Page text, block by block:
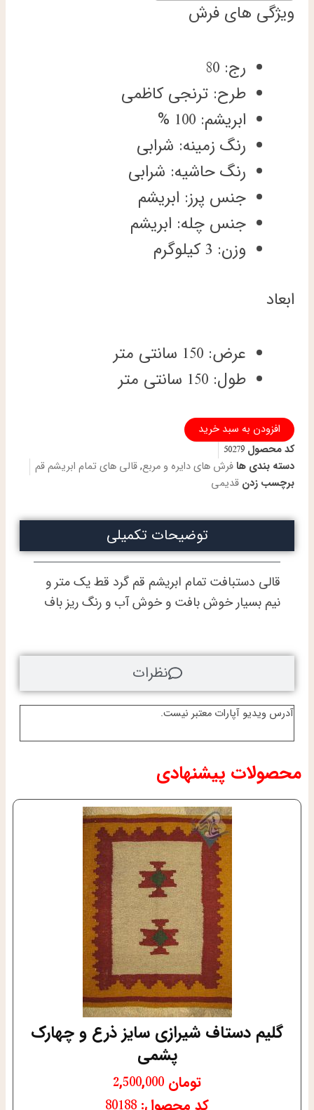
ویژگی های فرش
رج: 80
طرح: ترنجی کاظمی
ابریشم: 100 %
رنگ زمینه: شرابی
رنگ حاشیه: شرابی
جنس پرز: ابریشم
جنس چله: ابریشم
وزن: 3 کیلوگرم
ابعاد
عرض: 150 سانتی متر
طول: 150 سانتی متر
فرش
دستباف
دایره
قطر
یک
متر
ابریشم
هشتاد
کاظمی
افزودن به سبد خرید
کد محصول 50279
دسته بندی هافرش های دایره و مربع,قالی های تمام ابریشم قم
برچسب زدن قدیمی
آدرس ویدیو آپارات معتبر نیست.
توضیحات تکمیلی
نظرات
قالی دستبافت تمام ابریشم قم گرد قط یک متر و
نیم بسیار خوش بافت و خوش آب و رنگ ریز باف
محصولات پیشنهادی
گلیم دستاف شیرازی سایز ذرع و چهارک
پشمی
تومان
کد محصول: 80188